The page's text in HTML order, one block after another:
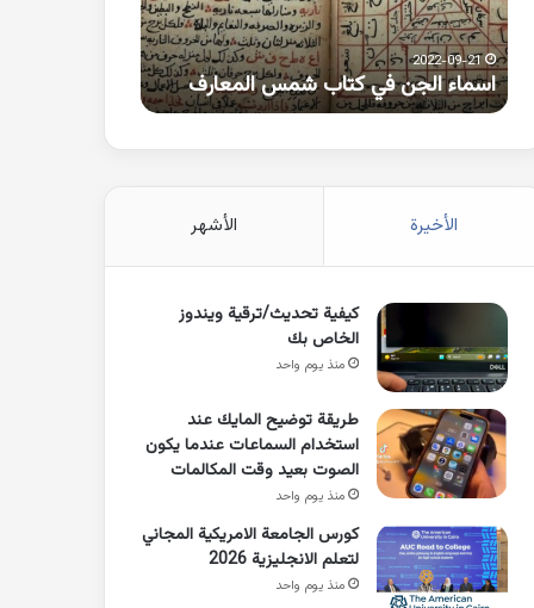
2022-09-21
اسماء الجن في كتاب شمس المعارف
الأخيرة الأشهر
كيفية تحديث/ترقية ويندوز
الخاص بك
منذ يوم واحد
طريقة توضيح المايك عند
استخدام السماعات عندما يكون
الصوت بعيد وقت المكالمات
منذ يوم واحد
كورس الجامعة الامريكية المجاني
لتعلم الانجليزية 2026
منذ يوم واحد